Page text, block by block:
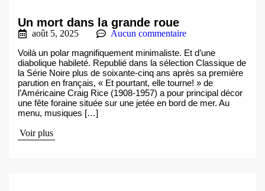
Un mort dans la grande roue
août 5, 2025
Aucun commentaire
Voilà un polar magnifiquement minimaliste. Et d’une
diabolique habileté. Republié dans la sélection Classique de
la Série Noire plus de soixante-cinq ans après sa première
parution en français, « Et pourtant, elle tourne! » de
l’Américaine Craig Rice (1908-1957) a pour principal décor
une fête foraine située sur une jetée en bord de mer. Au
menu, musiques […]
Voir plus